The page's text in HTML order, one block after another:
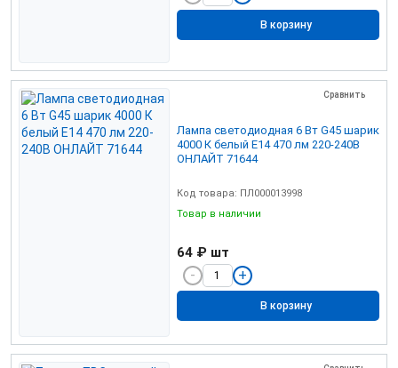
В корзину
Сравнить
Лампа светодиодная 6 Вт G45 шарик
4000 К белый Е14 470 лм 220-240В
ОНЛАЙТ 71644
Код товара: ПЛ000013998
Товар в наличии
64 ₽ шт
В корзину